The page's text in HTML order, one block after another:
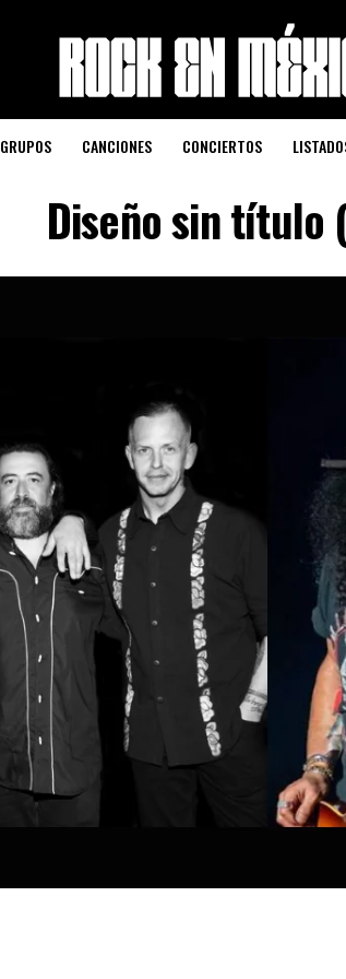
GRUPOS CANCIONES CONCIERTOS
Diseño sin título